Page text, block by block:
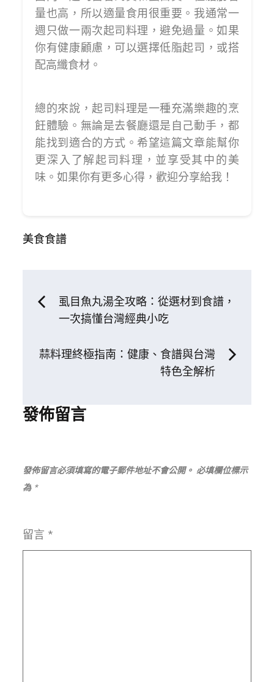
量也高，所以適量食用很重要。我通常一
週只做一兩次起司料理，避免過量。如果
你有健康顧慮，可以選擇低脂起司，或搭
配高纖食材。
總的來說，起司料理是一種充滿樂趣的烹
飪體驗。無論是去餐廳還是自己動手，都
能找到適合的方式。希望這篇文章能幫你
更深入了解起司料理，並享受其中的美
味。如果你有更多心得，歡迎分享給我！
美食食譜
文
覽
虱目魚丸湯全攻略：從選材到食譜，
一次搞懂台灣經典小吃
蒜料理終極指南：健康、食譜與台灣
特色全解析
發佈留言
發佈留言必須填寫的電子郵件地址不會公開。 必填欄位標示
為 *
留言 *